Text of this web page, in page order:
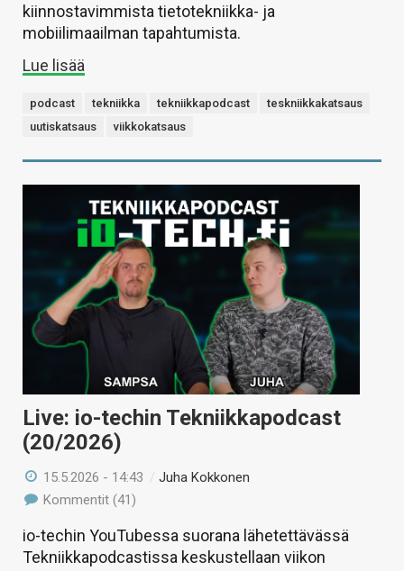
kiinnostavimmista tietotekniikka- ja
mobiilimaailman tapahtumista.
Lue lisää
podcast tekniikka tekniikkapodcast
teskniikkakatsaus
uutiskatsaus
viikkokatsaus
Live: io-techin Tekniikkapodcast
(20/2026)
15.5.2026 - 14:43 /Juha Kokkonen
Kommentit (41)
io-techin YouTubessa suorana lähetettävässä
Tekniikkapodcastissa keskustellaan viikon